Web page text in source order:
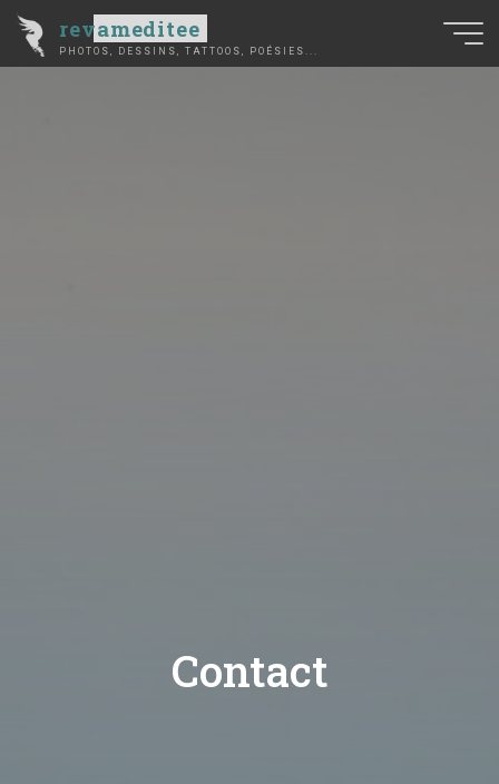
Aller
contenu
revameditee
PHOTOS, DESSINS, TATTOOS, POÉSIES...
Contact